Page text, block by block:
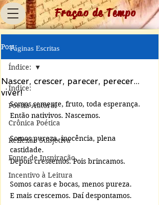
Fração de Tempo
Post
Índice:
Poesia Autoral
Crônica Poética
Reflexão Subjetiva
Fonte de Inspiração
Incentivo à Leitura
Índice:
Nascer, crescer, parecer, perecer...
viver!
Somos semente, fruto, toda esperança.
Então nativivos. Nascemos.
Somos pureza, inocência, plena
castidade.
Depois crescemos. Pois brincamos.
Somos caras e bocas, menos pureza.
E mais crescemos. Daí despontamos.
Páginas Escritas